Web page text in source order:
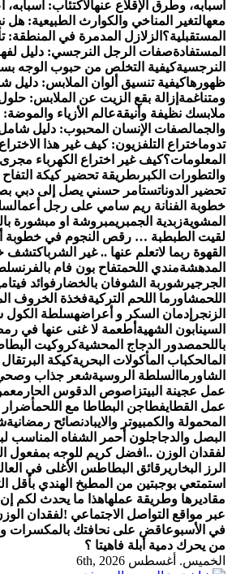
أسبابه، وطرق الإقلاع عنهالاكتئاب:
معهالتغير المناخي والكوارث الطبيعية:
المستقبلية؟ الزلازل المدمرة في المنطقة:
المستفادةصفات الرجل النرجسي: دليل
النرجسيةكيفية التخلص من حبوب الوجه
ظهورهاكيفية تنسيق ألوان الملابس: دليل
ومتناغمة إزالة بقع الزيت عن الملابس:
ملابسك نظيفة وأنيقةعالم الأزياء
والجمالصفات الإنسان المحبوب: دليل شامل
تدوماختراع التلفزيون: كيف غير هذا
المعلومات؟كيف غير اختراع الكهرباء مجرى
والتطورات الكبرىطريقة تحضير كيكة
تحضير الدوناتستامر حسني يصل إلى دبي
خطوبة الفنانة ريم سامي على رجل أعمال
المشويةزبدية الجمبريمبروشة او مبشورة
لقيت الطبطبة … رقص النجوم في خطوبة
القهوة ربما لاتعلم عنها .. غير الشرباكتشف
المدهشةمندي اللحمتفاح بون فام بالفرن
الجرجير شوربة الشوفان بالخضار فوائد
اللحمشاورما اللحم التركيةفخذة الخروف
الزنجر إدمان السكر و أعراضهسلطة الكول
السينابون الشهية أطعمة لا غنى عنها في
باللحمصدور الدجاج المحشيةكروكيت
المالحكباب المأكولات البحريةكيكة
الشاورما السلطة الروسيةشعر جذاب
عمل عجينة البيتزا صوص الدقوس الحار
عمل القطايفطاجن البطاطا مع اللحمأضرار
المحمولة والكمبيوتر والايبادنصائح رمضانية
البصل والدجاجلون أحمر الشفاه المناسب
لفقدان الوزن .. افضل كريم للوجه بمفعول
الرز البخاريرقائق البطاطس الأغلى في
استمتعي بوجبتين من المطبخ الهندي بأقل
مقاديرها وطريقة عملهاهذا ما يحدث لكم
عبر مواقع التواصل الاجتماعي !لفقدان
في الأسبوعاقض على نحافتك بالمكسرات
من يحرك دمية أبلة فاهيتا ؟
الخميس. أغسطس 6th, 2026